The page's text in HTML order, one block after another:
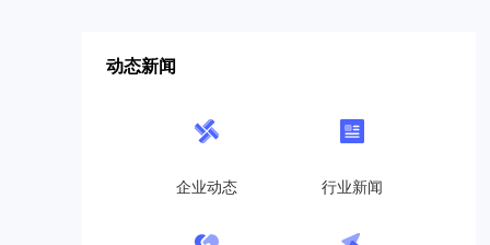
动态新闻
企业动态 行业新闻